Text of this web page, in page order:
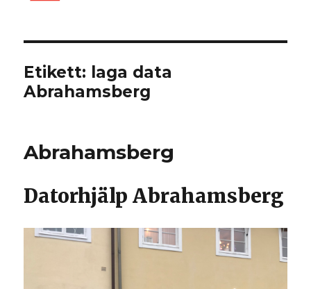
Etikett: laga data
Abrahamsberg
Abrahamsberg
Datorhjälp Abrahamsberg